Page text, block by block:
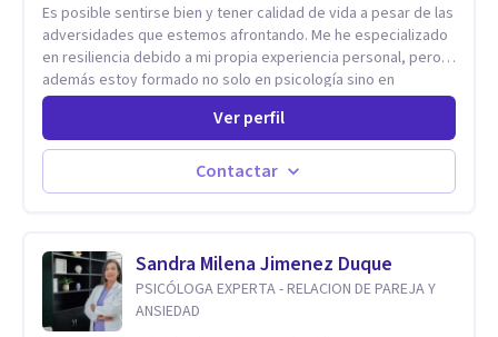
Es posible sentirse bien y tener calidad de vida a pesar de las
adversidades que estemos afrontando. Me he especializado
en resiliencia debido a mi propia experiencia personal, pero
además estoy formado no solo en psicología sino en
coaching y técnicas de alto impacto centradas en: depresión,
ansiedad y terapia de parejas. Sé que con el plan correcto y
el acompañamiento adecuado todo el mundo puede observar
cambios en menos de 5 sesiones. Mi experiencia profesional
me ha demostrado que no importan las dificultades sino las
Ver perfil
Contactar
Sandra Milena Jimenez Duque
PSICÓLOGA EXPERTA - RELACION DE PAREJA Y
ANSIEDAD